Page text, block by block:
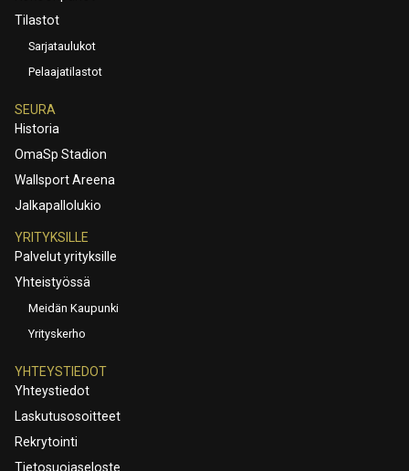
Tilastot
Sarjataulukot
Pelaajatilastot
SEURA
Historia
OmaSp Stadion
Wallsport Areena
Jalkapallolukio
YRITYKSILLE
Palvelut yrityksille
Yhteistyössä
Meidän Kaupunki
Yrityskerho
YHTEYSTIEDOT
Yhteystiedot
Laskutusosoitteet
Rekrytointi
Tietosuojaseloste